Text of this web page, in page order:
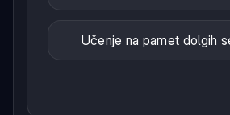
Učenje na pamet dolgih